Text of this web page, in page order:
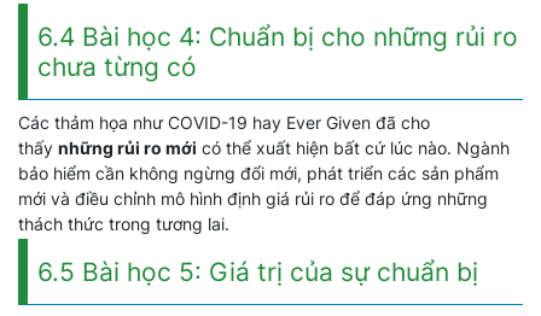
6.4 Bài học 4: Chuẩn bị cho những rủi ro
chưa từng có
Các thảm họa như COVID-19 hay Ever Given đã cho
thấy những rủi ro mới có thể xuất hiện bất cứ lúc nào. Ngành
bảo hiểm cần không ngừng đổi mới, phát triển các sản phẩm
mới và điều chỉnh mô hình định giá rủi ro để đáp ứng những
thách thức trong tương lai.
6.5 Bài học 5: Giá trị của sự chuẩn bị